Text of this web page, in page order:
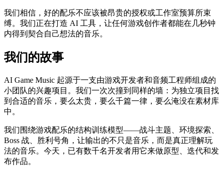
我们相信，好的配乐不应该被昂贵的授权或工作室预算所束
缚。我们正在打造 AI 工具，让任何游戏创作者都能在几秒钟
内得到契合自己想法的音乐。
我们的故事
AI Game Music 起源于一支由游戏开发者和音频工程师组成的
小团队的兴趣项目。我们一次次撞到同样的墙：为独立项目找
到合适的音乐，要么太贵，要么千篇一律，要么淹没在素材库
中。
我们围绕游戏配乐的结构训练模型——战斗主题、环境探索、
Boss 战、胜利号角，让输出的不只是音乐，而是真正理解玩
法的音乐。今天，已有数千名开发者用它来做原型、迭代和发
布作品。